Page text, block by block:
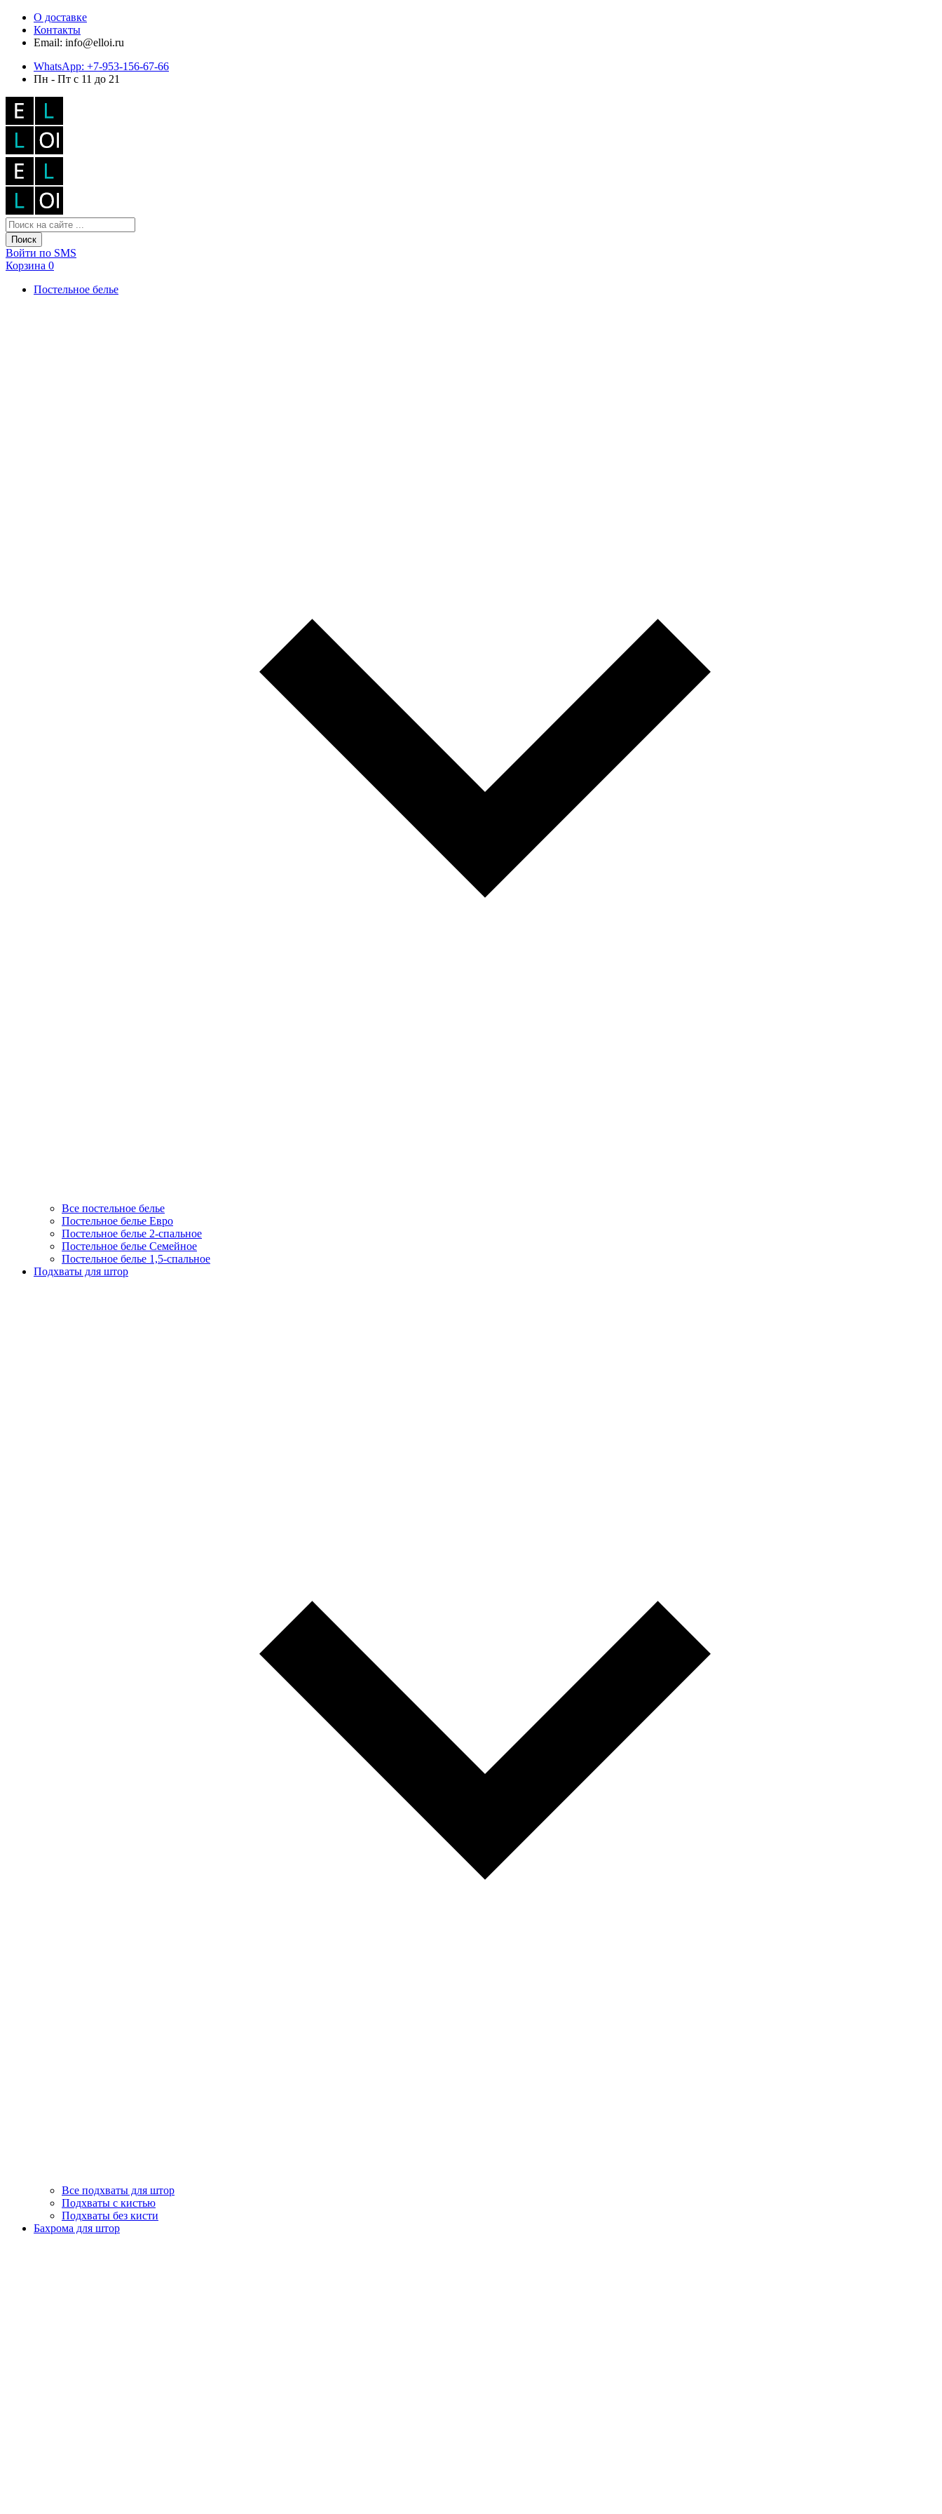
О доставке
Контакты
Email: info@elloi.ru
WhatsApp: +7-953-156-67-66
Пн - Пт с 11 до 21
Поиск
Войти по SMS
Корзина 0
Постельное белье
Все постельное белье
Постельное белье Евро
Постельное белье 2-спальное
Постельное белье Семейное
Постельное белье 1,5-спальное
Подхваты для штор
Все подхваты для штор
Подхваты с кистью
Подхваты без кисти
Бахрома для штор